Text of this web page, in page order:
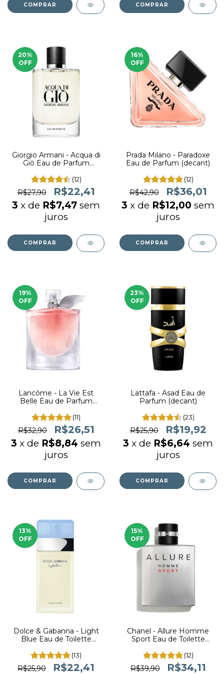
COMPRAR COMPRAR
20%
OFF
Giorgio Armani - Acqua di
Giò Eau de Parfum
(12)
R$27,90 R$22,41
3 x de R$7,47 sem
juros
COMPRAR
16%
OFF
Prada Milano - Paradoxe
Eau de Parfum (decant)
(12)
R$42,90 R$36,01
3 x de R$12,00 sem
juros
COMPRAR
19%
OFF
Lancôme - La Vie Est
Belle Eau de Parfum
(11)
R$32,90 R$26,51
3 x de R$8,84 sem
juros
COMPRAR
23%
OFF
Lattafa - Asad Eau de
Parfum (decant)
(23)
R$25,90 R$19,92
3 x de R$6,64 sem
juros
COMPRAR
13%
OFF
Dolce & Gabanna - Light
Blue Eau de Toilette
(13)
R$25,90 R$22,41
15%
OFF
Chanel - Allure Homme
Sport Eau de Toilette
(12)
R$39,90 R$34,11